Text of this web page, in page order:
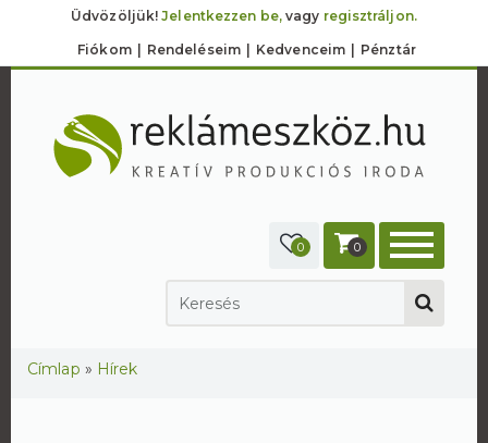
Üdvözöljük!Jelentkezzen be,vagy regisztráljon.
Fiókom Rendeléseim Kedvenceim Pénztár
0 0
Jelenlegi hely
Címlap » Hírek